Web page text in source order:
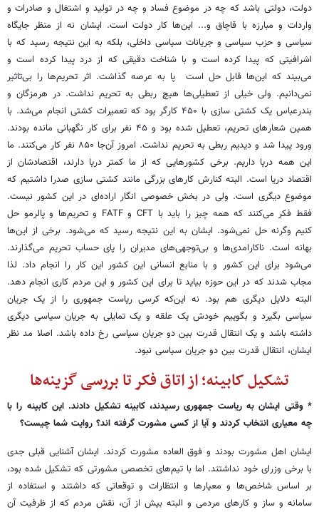
دولت، دولتی باشد که چه در موضوع فساد و چه در تولید و اشتغال و صادرات و
واردات و مبارزه با قاچاق و... این‌ها کار دولت است. ایشان نه از منظر جایگاه
سیاسی و حزب سیاسی و جریانات سیاسی داخلی، بلکه به این نتیجه رسید که با
اشرافیتی که پیدا کرده است و با شناخت دقیقی که از درد پیدا کرده است و
می‌بیند که این‌ها قابل حل است پا به عرصه گذاشت. اثر تحریم‌ها را بی‌تاثیر
نمی‌دانیم. ولی خیلی از تعطیلی‌ها هیچ ربطی به تحریم نداشت. در هرمزگان و
بندرعباس یک کشتی سازی با ۴۵۰ کارگر بود که تعمیرات کشتی انجام می‌شد. با
همین شعارهای تحریم، تعطیل شده بود و ۴۵ نفر برای کار نگهبانی مانده بودند.
ورود پیدا شد و دیدیم ربطی به تحریم نداشت. امروز آن‌جا ۸۵۰ نفر کار می‌کنند. ما
این همه دریا داریم. برخی کشورهایی که از ما کمتر دریا دارند، اقتصادشان از
اقتصاد دریا است. البته کنارش کارهای بزرگی مانند کشتی سازی صدرا داشتیم که
موضوع دیگری است. ولی در بخش خصوصی انگار اراده‌ای در این کشور نیست.
فقط فکر می‌کنند که همه چیز را باید با CFT و FATF و تحریم‌ها و پالرمو حل
کنیم وگرنه حل نمی‌شود. ایشان به این نتیجه رسید که می‌شود. برخی از این‌ها
بهانه است. ناکارامدی‌ها و بی‌توجهی‌های مدیران را پای حساب تحریم می‌گذارند.
می‌شود برای این کشور و با منابع انسانی این کشور این کار را انجام داد. لذا
مجاب شدند که در این حوزه بیاید تا برای این کشور و این مردم کاری انجام دهد.
البته دلایل دیگری هم بود. نه این‌که کرسی ریاست جمهوری را از یک جریان
سیاسی بگیرد و بگوییم خودش یک علقه و یک تمایلی به جریان سیاسی دیگری
داشته باشد و یک انتقال قدرت بین دو جریان سیاسی رخ داده باشد. اصلا مد نظر
ایشان، انتقال قدرت بین دو جریان سیاسی نبود.
تشکیل کابینه؛ از اتاق فکر تا بررسی گزینه‌ها
* وقتی ایشان به ریاست جمهوری رسیدند، کابینه تشکیل دادند. این کابینه را با
چه معیاری انتخاب کردند و آیا از کسی مشورت گرفته اند؟ روایت شما چیست؟
ایشان اهل مشورت بودند و فوق العاده مشورت کردند. ایشان آشنایی قبلی جدی
با برخی وزرای خود نداشتند. اما با تیم‌های تخصصی مشورتی که تشکیل شده بود،
بر اساس شاخص‌ها و معیارها و انتظارات و توقعاتی که داشتند و استفاده از
سامانه و ساز و کارهای مردمی و البته بیش از آن، نقش مردم که از ظرفیت آن